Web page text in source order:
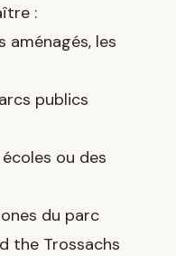
:
aménagés, les
publics
ou des
du parc
the Trossachs